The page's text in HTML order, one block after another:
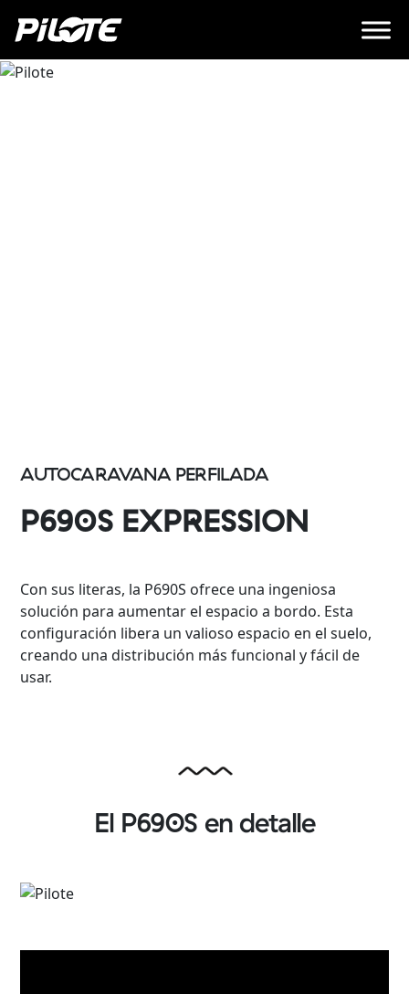
AUTOCARAVANA PERFILADA
P690S EXPRESSION
Con sus literas, la P690S ofrece una ingeniosa
solución para aumentar el espacio a bordo. Esta
configuración libera un valioso espacio en el suelo,
creando una distribución más funcional y fácil de
usar.
El P690S en detalle